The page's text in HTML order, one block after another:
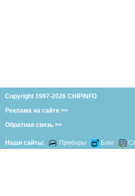
Copyright 1997-2026 CHIPINFO
Реклама на сайте >>
Обратная связь >>
Наши сайты: Приборы Блог